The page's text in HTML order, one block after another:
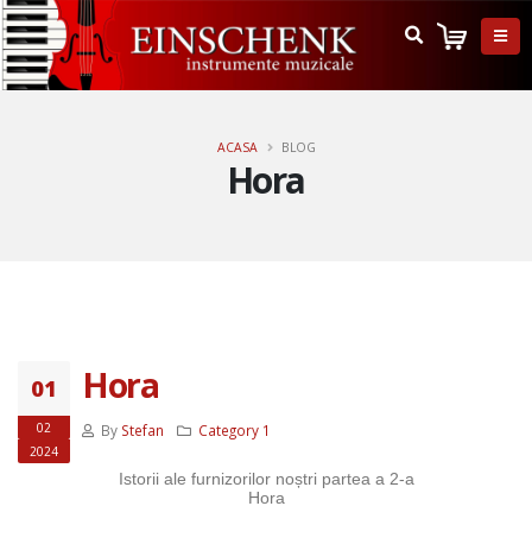
Hora
ACASA BLOG
01
02
2024
Hora
By Stefan Category 1
Istorii ale furnizorilor noștri partea a 2-a
Hora